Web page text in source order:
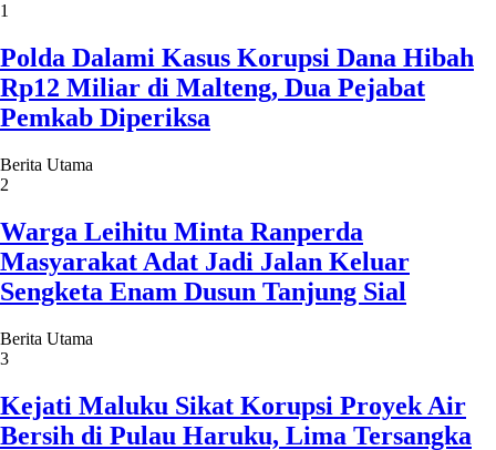
1
Polda Dalami Kasus Korupsi Dana Hibah
Rp12 Miliar di Malteng, Dua Pejabat
Pemkab Diperiksa
Berita Utama
2
Warga Leihitu Minta Ranperda
Masyarakat Adat Jadi Jalan Keluar
Sengketa Enam Dusun Tanjung Sial
Berita Utama
3
Kejati Maluku Sikat Korupsi Proyek Air
Bersih di Pulau Haruku, Lima Tersangka